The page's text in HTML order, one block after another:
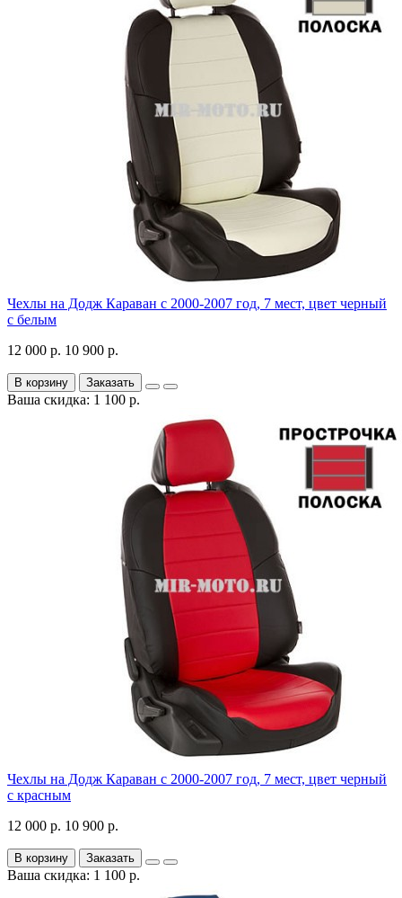
Чехлы на Додж Караван с 2000-2007 год, 7 мест, цвет черный
с белым
12 000 р. 10 900 р.
В корзину Заказать
Ваша скидка: 1 100 р.
Чехлы на Додж Караван с 2000-2007 год, 7 мест, цвет черный
с красным
12 000 р. 10 900 р.
В корзину Заказать
Ваша скидка: 1 100 р.